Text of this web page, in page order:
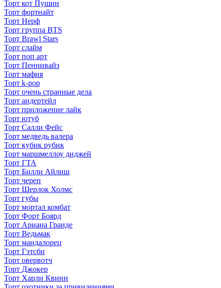
Торт кот Пушин
Торт фортнайт
Торт Нерф
Торт группа BTS
Торт Brawl Stars
Торт слайм
Торт поп арт
Торт Пеннивайз
Торт мафия
Торт k-pop
Торт очень странные дела
Торт андертейл
Торт приложение лайк
Торт ютуб
Торт Салли Фейс
Торт медведь валера
Торт кубик рубик
Торт маршмеллоу диджей
Торт ГТА
Торт Билли Айлиш
Торт череп
Торт Шерлок Холмс
Торт губы
Торт мортал комбат
Торт Форт Боярд
Торт Ариана Гранде
Торт Ведьмак
Торт мандалорец
Торт Гэтсби
Торт овервотч
Торт Джокер
Торт Харли Квинн